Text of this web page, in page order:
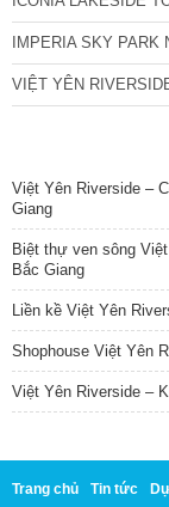
IMPERIA SKY PARK
VIỆT YÊN
Việt Yên Riverside –
Giang
Biệt thự ven sông
Bắc Giang
Liền kề Việt Yên
Shophouse Việt Yên
Việt Yên Riverside –
Trang chủ Tin tức